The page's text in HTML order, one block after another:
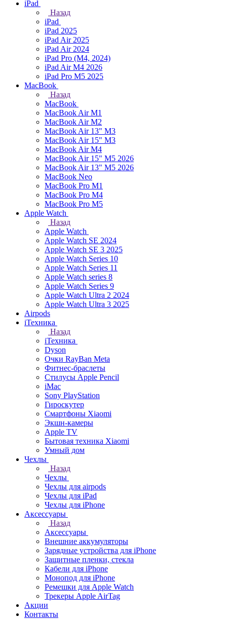
iPad
Назад
iPad
iPad 2025
iPad Air 2025
iPad Air 2024
iPad Pro (M4, 2024)
iPad Air M4 2026
iPad Pro M5 2025
MacBook
Назад
MacBook
MacBook Air M1
MacBook Air M2
MacBook Air 13" M3
MacBook Air 15" M3
MacBook Air M4
MacBook Air 15" М5 2026
MacBook Air 13" М5 2026
MacBook Neo
MacBook Pro M1
MacBook Pro M4
MacBook Pro M5
Apple Watch
Назад
Apple Watch
Apple Watch SE 2024
Apple Watch SE 3 2025
Apple Watch Series 10
Apple Watch Series 11
Apple Watch series 8
Apple Watch Series 9
Apple Watch Ultra 2 2024
Apple Watch Ultra 3 2025
Airpods
iТехника
Назад
iТехника
Dyson
Очки RayBan Meta
Фитнес-браслеты
Стилусы Apple Pencil
iMac
Sony PlayStation
Гироскутер
Смартфоны Xiaomi
Экшн-камеры
Apple TV
Бытовая техника Xiaomi
Умный дом
Чехлы
Назад
Чехлы
Чехлы для airpods
Чехлы для iPad
Чехлы для iPhone
Аксессуары
Назад
Аксессуары
Внешние аккумуляторы
Зарядные устройства для iPhone
Защитные пленки, стекла
Кабели для iPhone
Монопод для iPhone
Ремешки для Apple Watch
Трекеры Apple AirTag
Акции
Контакты